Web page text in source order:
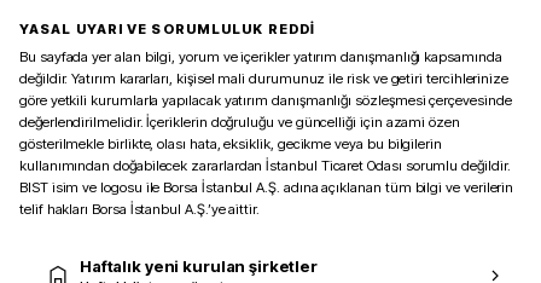
YASAL UYARI VE SORUMLULUK REDDİ
Bu sayfada yer alan bilgi, yorum ve içerikler yatırım danışmanlığı kapsamında
değildir. Yatırım kararları, kişisel mali durumunuz ile risk ve getiri tercihlerinize
göre yetkili kurumlarla yapılacak yatırım danışmanlığı sözleşmesi çerçevesinde
değerlendirilmelidir. İçeriklerin doğruluğu ve güncelliği için azami özen
gösterilmekle birlikte, olası hata, eksiklik, gecikme veya bu bilgilerin
kullanımından doğabilecek zararlardan İstanbul Ticaret Odası sorumlu değildir.
BIST isim ve logosu ile Borsa İstanbul A.Ş. adına açıklanan tüm bilgi ve verilerin
telif hakları Borsa İstanbul A.Ş.’ye aittir.
Haftalık yeni kurulan şirketler